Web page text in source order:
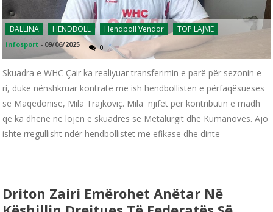
BALLINA HENDBOLL Hendboll Vendor TOP LAJME
infosport - 09/06/2025 0
Skuadra e WHC Çair ka realiyuar transferimin e parë për sezonin e
ri, duke nënshkruar kontratë me ish hendbollisten e përfaqësueses
së Maqedonisë, Mila Trajkoviç. Mila njifet për kontributin e madh
që ka dhënë në lojën e skuadrës së Metalurgit dhe Kumanovës. Ajo
ishte rregullisht ndër hendbollistet më efikase dhe dinte
Driton Zairi Emërohet Anëtar Në